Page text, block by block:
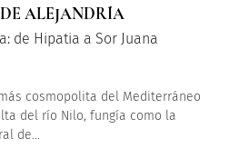
ALEJANDRÍA
de Hipatia a Sor Juana
cosmopolita del Mediterráneo
del río Nilo, fungía como la
de...